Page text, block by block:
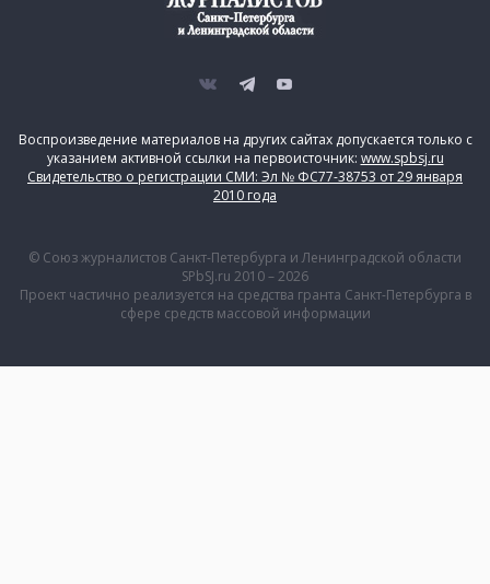
Воспроизведение материалов на других сайтах допускается только с
указанием активной ссылки на первоисточник: www.spbsj.ru
Свидетельство о регистрации СМИ: Эл № ФС77-38753 от 29 января
2010 года
© Союз журналистов Санкт-Петербурга и Ленинградской области
SPbSJ.ru 2010 – 2026
Проект частично реализуется на средства гранта Санкт-Петербурга в
сфере средств массовой информации